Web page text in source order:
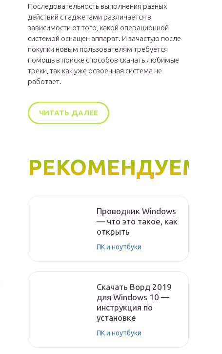
Последовательность выполнения разных
действий с гаджетами различается в
зависимости от того, какой операционной
системой оснащен аппарат. И зачастую после
покупки новым пользователям требуется
помощь в поиске способов скачать любимые
треки, так как уже освоенная система не
работает.
ЧИТАТЬ ДАЛЕЕ
РЕКОМЕНДУЕМ
Проводник Windows
— что это такое, как
открыть
ПК и ноутбуки
Скачать Ворд 2019
для Windows 10 —
инструкция по
установке
ПК и ноутбуки